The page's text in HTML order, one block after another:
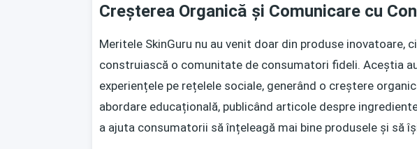
Creșterea Organică și Comunicare cu
Meritele SkinGuru nu au venit doar din produse inovatoare,
construiască o comunitate de consumatori fideli. Aceștia
experiențele pe rețelele sociale, generând o creștere
abordare educațională, publicând articole despre
a ajuta consumatorii să înțeleagă mai bine produsele și să